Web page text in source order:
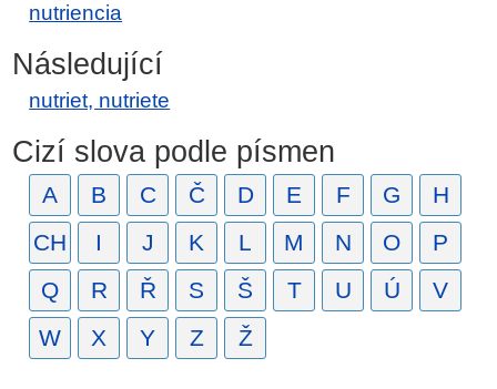
nutriencia
Následující
nutriet, nutriete
Cizí slova podle písmen
A B C Č D E F G
H
CH
I J K L M N O
P
Q
R Ř S Š T U Ú
V
W
X Y Z Ž